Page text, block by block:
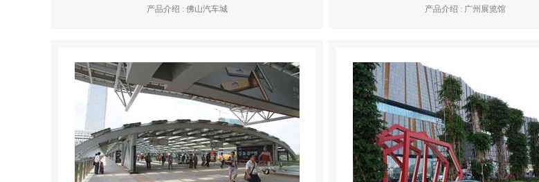
产品介绍 : 佛山汽车城
产品介绍 : 广州展览馆